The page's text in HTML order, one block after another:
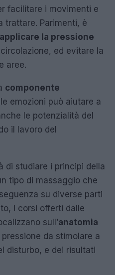
facilitare i movimenti e
trattare. Parimenti, è
applicare la pressione
ed evitare la
aree.
componente
emozioni può aiutare a
le potenzialità del
il lavoro del
di studiare i principi della
tipo di massaggio che
su diverse parti
i corsi offerti dalle
sull’anatomia
da stimolare a
disturbo, e dei risultati